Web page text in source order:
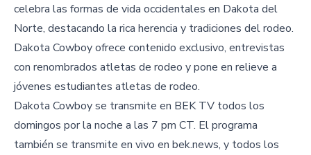
celebra las formas de vida occidentales en Dakota del
Norte, destacando la rica herencia y tradiciones del rodeo.
Dakota Cowboy ofrece contenido exclusivo, entrevistas
con renombrados atletas de rodeo y pone en relieve a
jóvenes estudiantes atletas de rodeo.
Dakota Cowboy se transmite en BEK TV todos los
domingos por la noche a las 7 pm CT. El programa
también se transmite en vivo en bek.news, y todos los